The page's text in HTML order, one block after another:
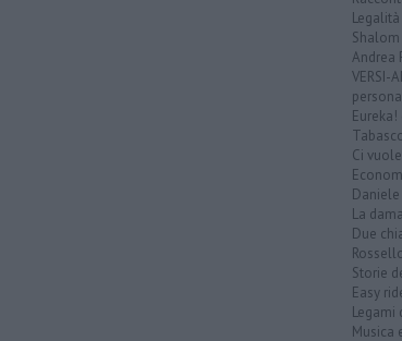
Andrea
VERSI-
persona
Ci
La
Due
Storie
Easy
Legami
Musica